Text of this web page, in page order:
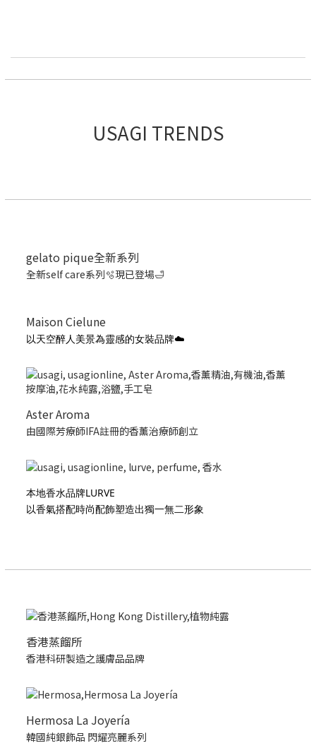
USAGI TRENDS
gelato pique全新系列
全新self care系列🫧現已登場🛁
Maison Cielune
以天空醉人美景為靈感的女裝品牌☁️
Aster Aroma
由國際芳療師IFA註冊的香薰治療師創立
本地香水品牌LURVE
以香氣搭配時尚配飾塑造出獨一無二形象
香港蒸餾所
香港科研製造之護膚品品牌
Hermosa La Joyería
韓國純銀飾品 閃耀亮麗系列